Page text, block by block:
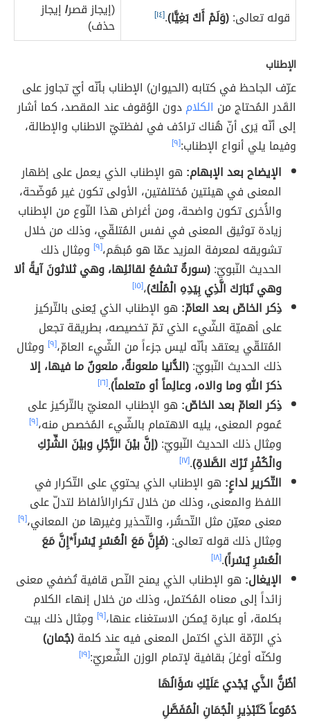
قوله تعالى:(وَلَمْ أَكُ بَغِيًّا).[١٤] (إيجاز قصر/إيجاز
حذف)
الإطناب
عرّف الجاحظ في كتابه (الحيوان) الإطناب بأنّه أيّ تجاوز على
القَدر المُحتاج من الكلامدون الوُقوف عند المقصد، كما أشار
إلى أنّه يَرى أنّ هُناك ترادُف في لفظتيّ الاطناب والإطالة،
وفيما يلي أنواع الإطناب:[٩]
الإيضاح بعد الإبهام: هو الإطناب الذي يعمل على إظهار
المعنى في هيئتين مُختلفتين، الأولى تكون غير مُوضّحة،
والأُخرى تكون واضحة، ومن أغراض هذا النّوع من الإطناب
زيادة توثيق المعنى في نفس المُتلقّي، وذلك من خلال
تشويقه لمعرفة المزيد عمّا هو مُبهَم،[٩] ومِثال ذلك
الحديث النّبويّ:(سورةٌ تشفعُ لقائلِها، وهي ثلاثونَ آيةً ألا
وهي تَبَارَكَ الَّذِي بِيَدِهِ الْمُلْكُ)،[١٥]
ذِكر الخاصّ بعد العامّ: هو الإطناب الذي يُعنى بالتّركيز
على أهميّة الشّيء الذي تمّ تخصيصه، بطريقة تجعل
المُتلقّي يعتقد بأنّه ليس جزءاً من الشّيء العامّ،[٩] ومِثال
ذلك الحديث النّبويّ:(الدُّنيا ملعونةٌ، ملعونٌ ما فيها، إلا
ذكرَ اللهِ وما والاه، وعالِماً أو متعلماً).[١٦]
ذِكر العامّ بعد الخاصّ: هو الإطناب المعنيّ بالتّركيز على
عُموم المعنى، يليه الاهتمام بالشّيء المُخصص منه،[٩]
ومِثال ذلك الحديث النّبويّ:(إنَّ بيْنَ الرَّجُلِ وبيْنَ الشِّرْكِ
والْكُفْرِ تَرْكَ الصَّلاةِ).[١٧]
التّكرير لداعٍ: هو الإطناب الذي يحتوي على التّكرار في
اللفظ والمعنى، وذلك من خلال تكرارالألفاظ لتدلّ على
معنى معيّن مثل التّحسُّر، والتّحذير وغيرها من المعاني،[٩]
ومِثال ذلك قوله تعالى:(فَإِنَّ مَعَ الْعُسْرِ يُسْراً*إِنَّ مَعَ
الْعُسْرِ يُسْراً).[١٨]
الإيغال: هو الإطناب الذي يمنح النّص قافية تُضفي معنى
زائداً إلى معناه المُكتمل، وذلك من خلال إنهاء الكلام
بكلمة، أو عبارة يُمكن الاستغناء عنها،[٩] ومِثال ذلك بيت
ذي الرّمّة الذي اكتمل المعنى فيه عند كلمة(جُمان)
ولكنّه أوغلَ بقافية لإتمام الوزن الشِّعريّ:[١٩]
أظُنُّ الذَّي يُجْدي عَلَيْكِ سُؤَالُهَا
دُمُوعاً كَتَبْذِيرِ الْجُمَانِ الْمُفَصَّلِ